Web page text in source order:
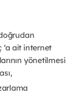
‘a ait internet
yönetilmesi